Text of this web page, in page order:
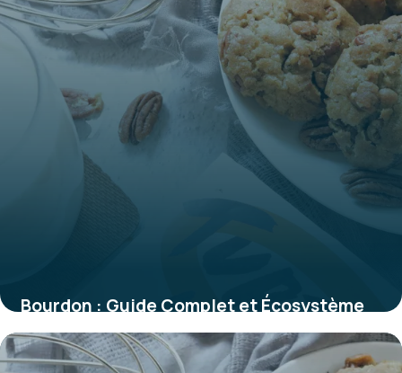
Bourdon : Guide Complet et Écosystème
2026
29 mai 2026